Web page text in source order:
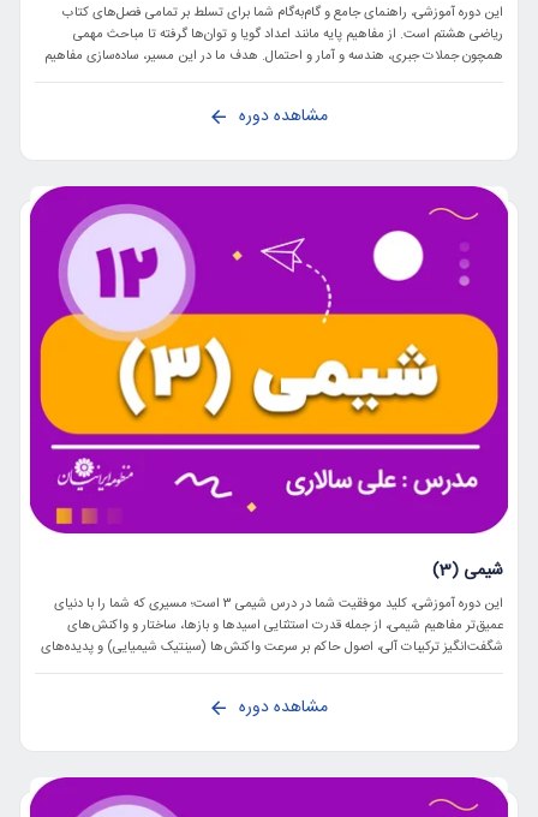
این دوره آموزشی، راهنمای جامع و گام‌به‌گام شما برای تسلط بر تمامی فصل‌های کتاب
ریاضی هشتم است. از مفاهیم پایه مانند اعداد گویا و توان‌ها گرفته تا مباحث مهمی
همچون جملات جبری، هندسه و آمار و احتمال. هدف ما در این مسیر، ساده‌سازی مفاهیم
پیچیده و تقویت مهارت حل مسئله است تا شما بتوانید با اعتمادبه‌نفس کامل، هم بر
مشاهده دوره
شیمی (3)
این دوره آموزشی، کلید موفقیت شما در درس شیمی ۳ است؛ مسیری که شما را با دنیای
عمیق‌تر مفاهیم شیمی، از جمله قدرت استثنایی اسیدها و بازها، ساختار و واکنش‌های
شگفت‌انگیز ترکیبات آلی، اصول حاکم بر سرعت واکنش‌ها (سینتیک شیمیایی) و پدیده‌های
الکتروشیمیایی آشنا می‌سازد. ما با ارائه توضیحات گام‌به‌گام و مثال‌های کاربردی، آماده‌سازی
موفقیت در امتحانات و ورود به دانشگاه فراهم می‌کنیم.
مشاهده دوره